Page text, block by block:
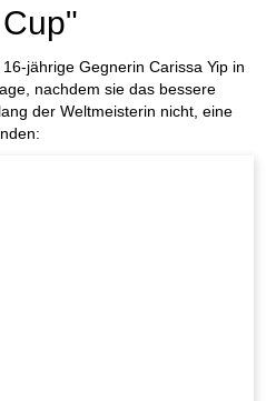
jährige Gegnerin Carissa Yip in
nachdem sie das bessere
der Weltmeisterin nicht, eine